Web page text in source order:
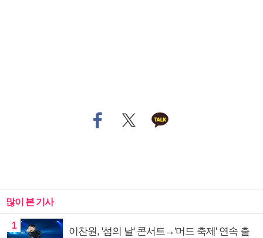
많이 본 기사
1
이찬원, '섬의 날' 콘서트→'머드 축제' 연속 출